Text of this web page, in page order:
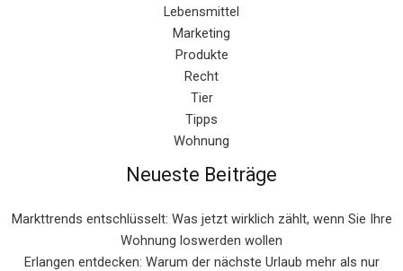
Lebensmittel
Marketing
Produkte
Recht
Tier
Tipps
Wohnung
Neueste Beiträge
Markttrends entschlüsselt: Was jetzt wirklich zählt, wenn Sie Ihre
Wohnung loswerden wollen
Erlangen entdecken: Warum der nächste Urlaub mehr als nur